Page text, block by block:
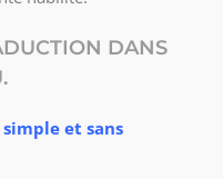
DANS
et sans